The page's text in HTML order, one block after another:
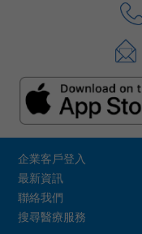
企業客戶登入
最新資訊
聯絡我們
搜尋醫療服務